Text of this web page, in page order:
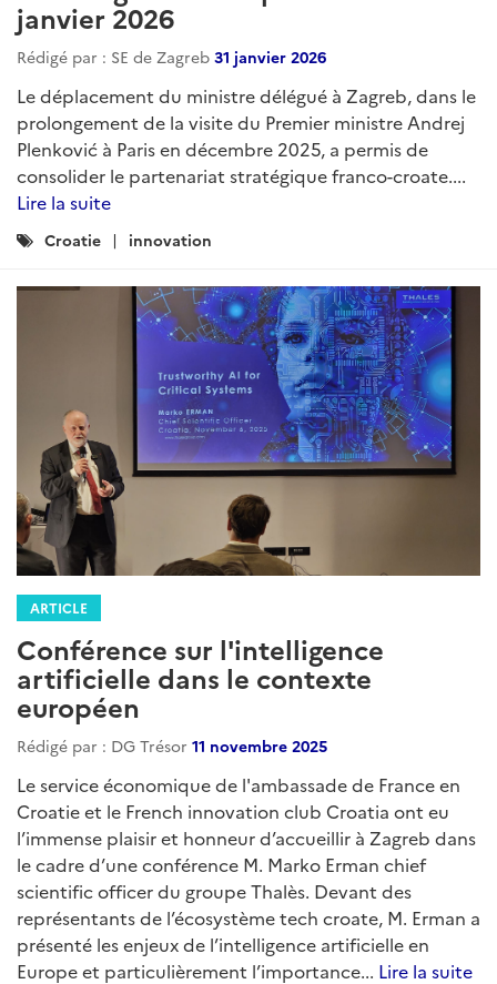
janvier 2026
Rédigé par : SE de Zagreb 31 janvier 2026
Le déplacement du ministre délégué à Zagreb, dans le
prolongement de la visite du Premier ministre Andrej
Plenković à Paris en décembre 2025, a permis de
consolider le partenariat stratégique franco-croate....
Lire la suite
Catégories
Croatie innovation
ARTICLE
Conférence sur l'intelligence
artificielle dans le contexte
européen
Rédigé par : DG Trésor 11 novembre 2025
Le service économique de l'ambassade de France en
Croatie et le French innovation club Croatia ont eu
l’immense plaisir et honneur d’accueillir à Zagreb dans
le cadre d’une conférence M. Marko Erman chief
scientific officer du groupe Thalès. Devant des
représentants de l’écosystème tech croate, M. Erman a
présenté les enjeux de l’intelligence artificielle en
Europe et particulièrement l’importance... Lire la suite